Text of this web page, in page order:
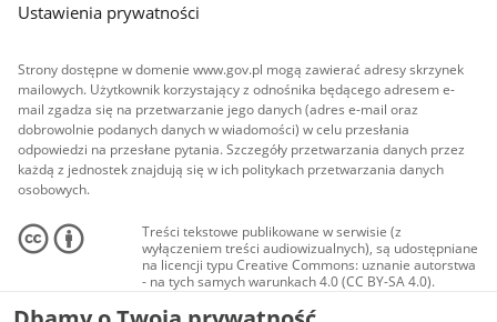
Ustawienia prywatności
Strony dostępne w domenie www.gov.pl mogą zawierać adresy skrzynek
mailowych. Użytkownik korzystający z odnośnika będącego adresem e-
mail zgadza się na przetwarzanie jego danych (adres e-mail oraz
dobrowolnie podanych danych w wiadomości) w celu przesłania
odpowiedzi na przesłane pytania. Szczegóły przetwarzania danych przez
każdą z jednostek znajdują się w ich politykach przetwarzania danych
osobowych.
Treści tekstowe publikowane w serwisie (z
wyłączeniem treści audiowizualnych), są udostępniane
na licencji typu Creative Commons: uznanie autorstwa
- na tych samych warunkach 4.0 (CC BY-SA 4.0).
Materiały audiowizualne, w tym zdjęcia, materiały
audio i wideo, są udostępniane na licencji typu